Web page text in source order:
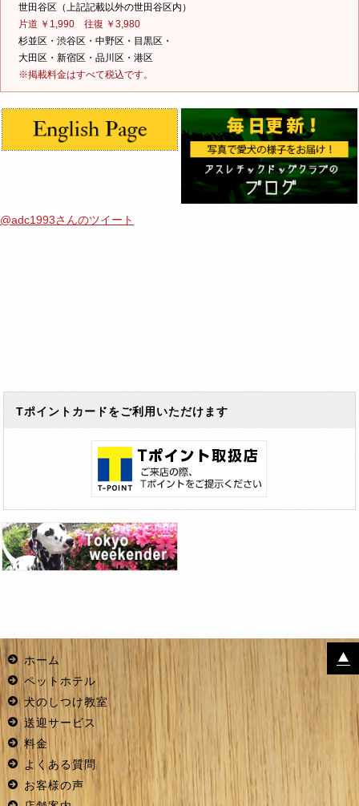
世田谷区（上記記載以外の世田谷区内）
片道 ￥1,990 往復 ￥3,980
杉並区・渋谷区・中野区・目黒区・
大田区・新宿区・品川区・港区
※掲載料金はすべて税込です。
@adc1993さんのツイート
Tポイントカードをご利用いただけます
ホーム
ペットホテル
犬のしつけ教室
送迎サービス
料金
よくある質問
お客様の声